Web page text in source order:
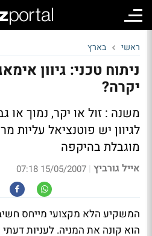
ראשי בארץ
ניתוח טכני: גיוון
יקרה?
משנה : זול או יקר, נמוך או
לגיוון יש פוטנציאל עליות
מוגבלת בהיקפה
אייל גורביץ |
15/05/2007 07:18
המשקיע הלא מקצועי מייחס
הוא קונה את המניה. לעניות